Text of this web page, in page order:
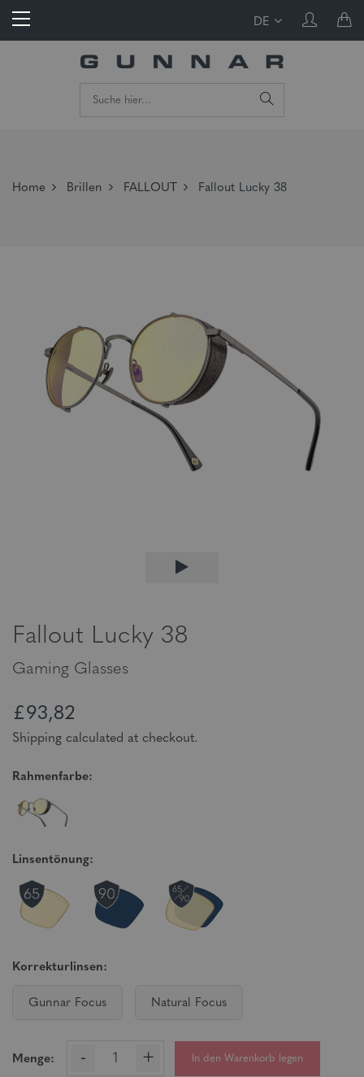
DE
Home Brillen FALLOUT Fallout Lucky 38
Fallout Lucky 38
Gaming Glasses
£93,82
Shipping calculated at checkout.
Rahmenfarbe:
Linsentönung:
Korrekturlinsen:
Gunnar Focus Natural Focus
Menge: - + In den Warenkorb legen